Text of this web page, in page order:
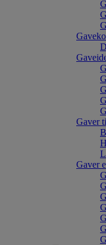
Gaver
Gaver